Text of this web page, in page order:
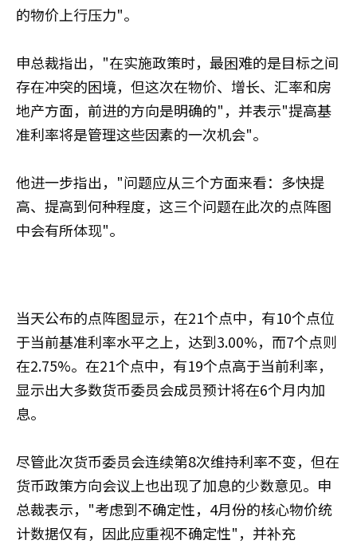
的物价上行压力"。
申总裁指出，"在实施政策时，最困难的是目标之间
存在冲突的困境，但这次在物价、增长、汇率和房
地产方面，前进的方向是明确的"，并表示"提高基
准利率将是管理这些因素的一次机会"。
他进一步指出，"问题应从三个方面来看：多快提
高、提高到何种程度，这三个问题在此次的点阵图
中会有所体现"。
当天公布的点阵图显示，在21个点中，有10个点位
于当前基准利率水平之上，达到3.00%，而7个点则
在2.75%。在21个点中，有19个点高于当前利率，
显示出大多数货币委员会成员预计将在6个月内加
息。
尽管此次货币委员会连续第8次维持利率不变，但在
货币政策方向会议上也出现了加息的少数意见。申
总裁表示，"考虑到不确定性，4月份的核心物价统
计数据仅有，因此应重视不确定性"，并补充